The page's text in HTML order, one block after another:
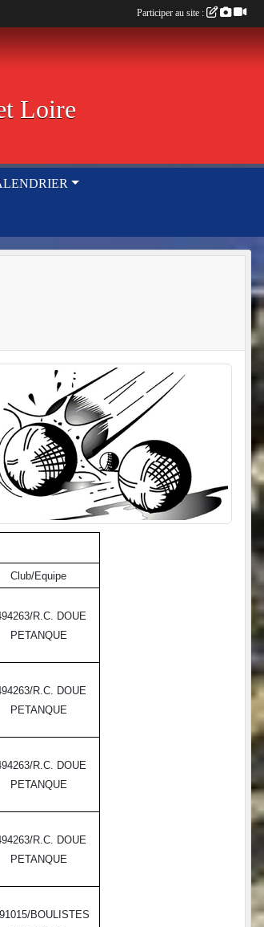
Loire
Club/Equipe
R.C. DOUE
PETANQUE
R.C. DOUE
PETANQUE
R.C. DOUE
PETANQUE
R.C. DOUE
PETANQUE
BOULISTES
Participer au site :